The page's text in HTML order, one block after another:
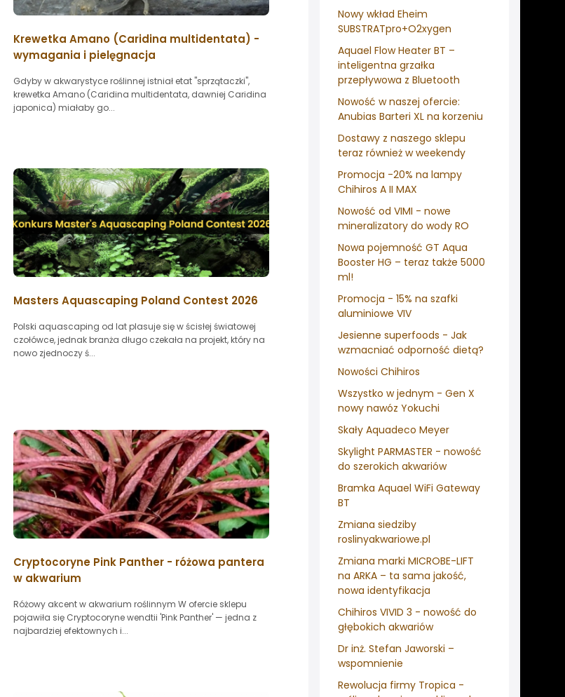
Nowy wkład Eheim
SUBSTRATpro+O2xygen
Aquael Flow Heater BT –
inteligentna grzałka
przepływowa z Bluetooth
Nowość w naszej ofercie:
Anubias Barteri XL na korzeniu
Dostawy z naszego sklepu
teraz również w weekendy
Promocja -20% na lampy
Chihiros A II MAX
Nowość od VIMI - nowe
mineralizatory do wody RO
Nowa pojemność GT Aqua
Booster HG – teraz także 5000
ml!
Promocja - 15% na szafki
aluminiowe VIV
Jesienne superfoods - Jak
wzmacniać odporność dietą?
Nowości Chihiros
Wszystko w jednym - Gen X
nowy nawóz Yokuchi
Skały Aquadeco Meyer
Skylight PARMASTER - nowość
do szerokich akwariów
Bramka Aquael WiFi Gateway
BT
Zmiana siedziby
roslinyakwariowe.pl
Zmiana marki MICROBE-LIFT
na ARKA – ta sama jakość,
nowa identyfikacja
Chihiros VIVID 3 - nowość do
głębokich akwariów
Dr inż. Stefan Jaworski –
wspomnienie
Rewolucja firmy Tropica -
Krewetka Amano (Caridina multidentata) -
wymagania i pielęgnacja
Gdyby w akwarystyce roślinnej istniał etat "sprzątaczki",
krewetka Amano (Caridina multidentata, dawniej Caridina
japonica) miałaby go...
Masters Aquascaping Poland Contest 2026
Polski aquascaping od lat plasuje się w ścisłej światowej
czołówce, jednak branża długo czekała na projekt, który na
nowo zjednoczy ś...
Cryptocoryne Pink Panther - różowa pantera
w akwarium
Różowy akcent w akwarium roślinnym W ofercie sklepu
pojawiła się Cryptocoryne wendtii 'Pink Panther' — jedna z
najbardziej efektownych i...